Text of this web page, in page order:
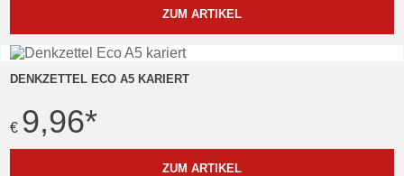
ZUM ARTIKEL
DENKZETTEL ECO A5 KARIERT
€ 9,96*
ZUM ARTIKEL